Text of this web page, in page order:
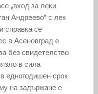
„вход за леки
Андреево“ с лек
справка се
в Асеновград е
без свидетелство
в сила
едногодишен срок
на задържане е